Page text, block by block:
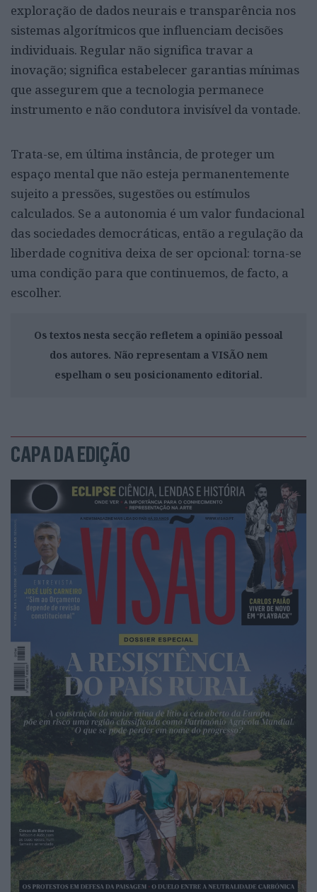
exploração de dados neurais e transparência nos
sistemas algorítmicos que influenciam decisões
individuais. Regular não significa travar a
inovação; significa estabelecer garantias mínimas
que assegurem que a tecnologia permanece
instrumento e não condutora invisível da vontade.
Trata-se, em última instância, de proteger um
espaço mental que não esteja permanentemente
sujeito a pressões, sugestões ou estímulos
calculados. Se a autonomia é um valor fundacional
das sociedades democráticas, então a regulação da
liberdade cognitiva deixa de ser opcional: torna-se
uma condição para que continuemos, de facto, a
escolher.
Os textos nesta secção refletem a opinião pessoal
dos autores. Não representam a VISÃO nem
espelham o seu posicionamento editorial.
CAPA DA EDIÇÃO